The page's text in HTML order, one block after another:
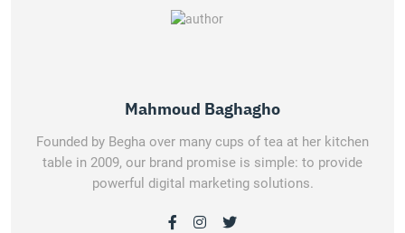
Mahmoud Baghagho
Founded by Begha over many cups of tea at her kitchen
table in 2009, our brand promise is simple: to provide
powerful digital marketing solutions.